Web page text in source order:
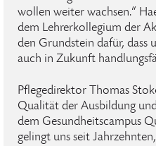
wollen weiter wachsen.“
dem Lehrerkollegium der
den Grundstein dafür, dass
auch in Zukunft
Pflegedirektor Thomas
Qualität der Ausbildung
dem Gesundheitscampus
gelingt uns seit